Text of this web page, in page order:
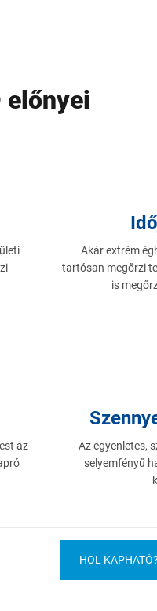
előnyei
Akár extrém
tartósan megőrzi
is
az
Az egyenletes,
selyemfényű
HOL KAPHATÓ?